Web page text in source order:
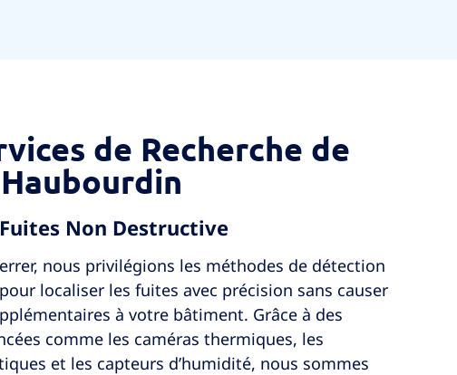
de Recherche de
Non Destructive
nous privilégions les méthodes de détection
localiser les fuites avec précision sans causer
à votre bâtiment. Grâce à des
comme les caméras thermiques, les
et les capteurs d’humidité, nous sommes